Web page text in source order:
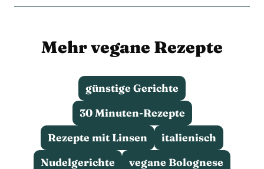
Mehr vegane Rezepte
günstige Gerichte
30 Minuten-Rezepte
Rezepte mit Linsen
italienisch
Nudelgerichte
vegane Bolognese